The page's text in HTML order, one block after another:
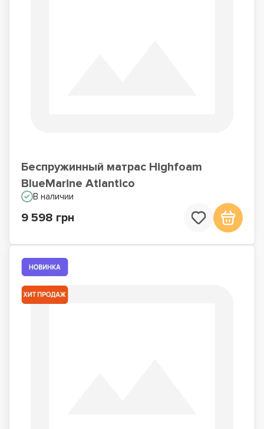
Беспружинный матрас Highfoam
BlueMarine Atlantico
В наличии
9 598 грн